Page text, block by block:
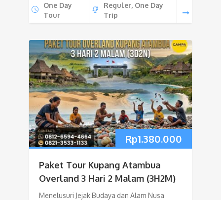
One Day
Tour
Reguler, One Day
Trip
Rp1.380.000
Paket Tour Kupang Atambua
Overland 3 Hari 2 Malam (3H2M)
Menelusuri Jejak Budaya dan Alam Nusa